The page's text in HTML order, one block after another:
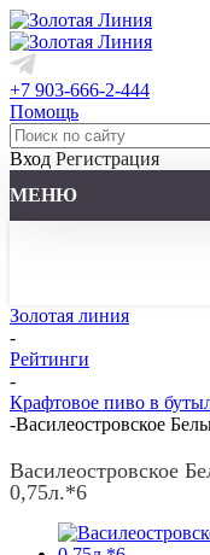
+7 903-666-2-444
Помощь
Вход Регистрация
МЕНЮ
Золотая линия
-
Рейтинги
-
Крафтовое пиво в
-Василеостровское
Василеостровское
0,75л.*6